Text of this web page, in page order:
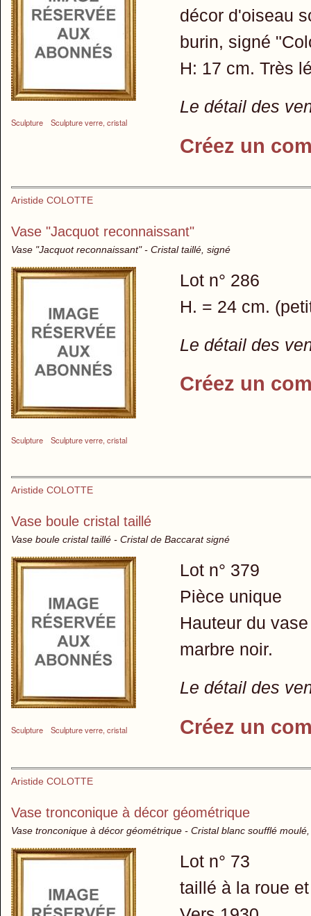
Sculpture Sculpture verre, cristal
décor d'oiseau
burin, signé
H: 17 cm. Très
Le détail des
Créez un
Aristide COLOTTE
Vase "Jacquot reconnaissant"
Vase "Jacquot reconnaissant" - Cristal taillé, signé
Sculpture Sculpture verre, cristal
Lot n° 286
H. = 24 cm.
Le détail des
Créez un
Aristide COLOTTE
Vase boule cristal taillé
Vase boule cristal taillé - Cristal de Baccarat signé
Sculpture Sculpture verre, cristal
Lot n° 379
Pièce unique
Hauteur du
marbre noir.
Le détail des
Créez un
Aristide COLOTTE
Vase tronconique à décor géométrique
Vase tronconique à décor géométrique - Cristal blanc soufflé
Lot n° 73
taillé à la roue